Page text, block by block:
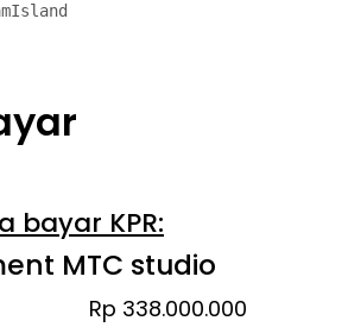
bayar KPR:
MTC studio
Rp 338.000.000